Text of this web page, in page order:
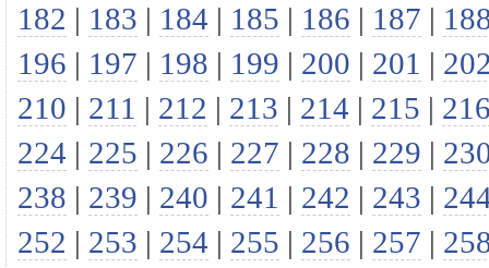
182 | 183 | 184 | 185 | 186 | 187 |
196 | 197 | 198 | 199 | 200 | 201 |
210 | 211 | 212 | 213 | 214 | 215 |
224 | 225 | 226 | 227 | 228 | 229 |
238 | 239 | 240 | 241 | 242 | 243 |
252 | 253 | 254 | 255 | 256 | 257 |